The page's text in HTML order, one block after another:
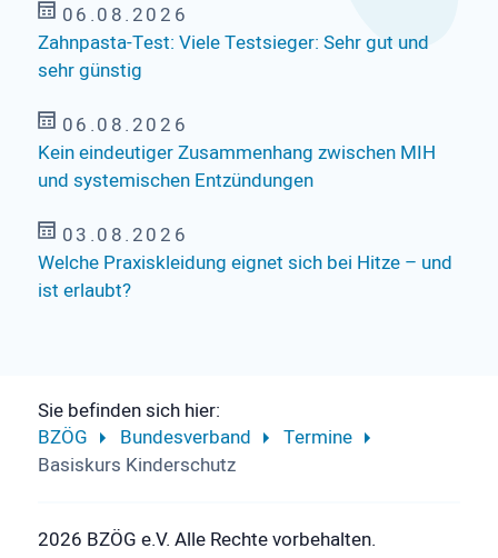
06.08.2026
Zahnpasta-Test: Viele Testsieger: Sehr gut und
sehr günstig
06.08.2026
Kein eindeutiger Zusammenhang zwischen MIH
und systemischen Entzündungen
03.08.2026
Welche Praxiskleidung eignet sich bei Hitze – und
ist erlaubt?
Sie befinden sich hier:
BZÖG
Bundesverband
Termine
Basiskurs Kinderschutz
2026 BZÖG e.V. Alle Rechte vorbehalten.